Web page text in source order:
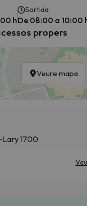
h
Sortida
De 08:00 a 10:00
propers
Veure mapa
Lary 1700